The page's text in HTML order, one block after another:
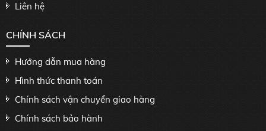
Liên hệ
CHÍNH SÁCH
Hướng dẫn mua hàng
Hình thức thanh toán
Chính sách vận chuyển giao hàng
Chính sách bảo hành